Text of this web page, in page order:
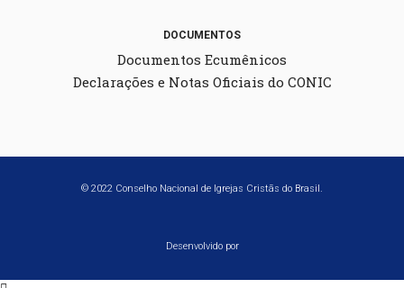
DOCUMENTOS
Documentos Ecumênicos
Declarações e Notas Oficiais do CONIC
© 2022 Conselho Nacional de Igrejas Cristãs do Brasil.
Desenvolvido por